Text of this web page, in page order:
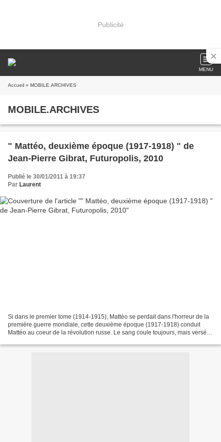
Publicité
MENU
Accueil » MOBILE.ARCHIVES
MOBILE.ARCHIVES
" Mattéo, deuxième époque (1917-1918) " de
Jean-Pierre Gibrat, Futuropolis, 2010
Publié le 30/01/2011 à 19:37
Par Laurent
Si dans le premier tome (1914-1915), Mattéo se perdait dans l'horreur de la
première guerre mondiale, cette deuxième époque (1917-1918) conduit
Mattéo au coeur de la révolution russe. Le sang coule toujours, mais versé